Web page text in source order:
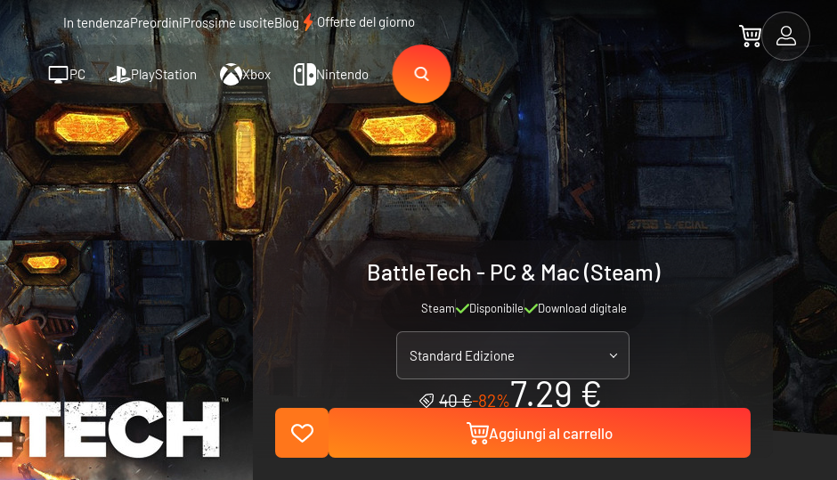
In tendenzaPreordiniProssime usciteBlog Offerte del giorno
PC PlayStation Xbox Nintendo
BattleTech - PC & Mac (Steam)
Steam Disponibile Download digitale
Standard Edizione
40 €-82%7.29 €
Aggiungi al carrello